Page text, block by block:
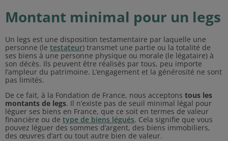
Montant minimal pour un legs
Un legs est une disposition testamentaire par laquelle une
personne (le testateur) transmet une partie ou la totalité de
ses biens à une personne physique ou morale (le légataire) à
son décès. Ils peuvent être réalisés par tous, peu importe
l’ampleur du patrimoine. L’engagement et la générosité ne sont
pas limités.
De ce fait, à la Fondation de France, nous acceptons tous les
montants de legs. Il n’existe pas de seuil minimal légal pour
léguer ses biens en France, que ce soit en termes de valeur
financière ou de type de biens légués. Cela signifie que vous
pouvez léguer des sommes d’argent, des biens immobiliers,
des œuvres d’art ou tout autre bien de valeur.